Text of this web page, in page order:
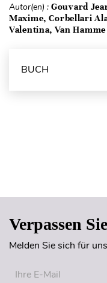
Autor(en) : Gouvard
Maxime, Corbellari
Valentina, Van
BUCH
Verpassen
Melden Sie sich für